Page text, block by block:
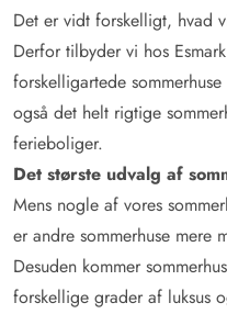
Det er vidt forskelligt, hvad
Derfor tilbyder vi hos
forskelligartede
også det helt rigtige
ferieboliger.
Det største udvalg af
Mens nogle af vores
er andre sommerhuse mere
Desuden kommer
forskellige grader af luksus